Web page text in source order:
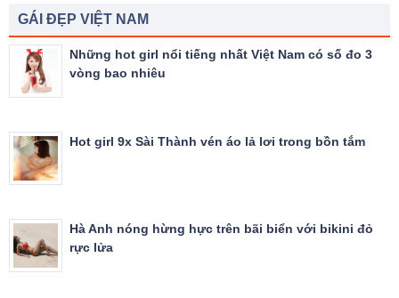
GÁI ĐẸP VIỆT NAM
Những hot girl nổi tiếng nhất Việt Nam có số đo 3
vòng bao nhiêu
Hot girl 9x Sài Thành vén áo lả lơi trong bồn tắm
Hà Anh nóng hừng hực trên bãi biển với bikini đỏ
rực lửa